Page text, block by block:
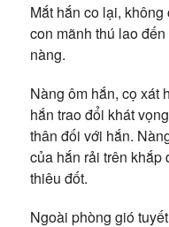
Mắt hắn co lại,
con mãnh thú lao
nàng.
Nàng ôm hắn, cọ xát
hắn trao đổi khát
thân đối với hắn.
của hắn rải trên khắp
thiêu đốt.
Ngoài phòng gió